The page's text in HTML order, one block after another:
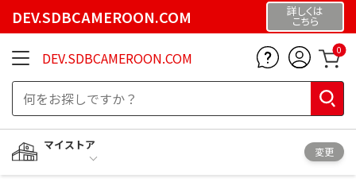
DEV.SDBCAMEROON.COM 詳しくは
こちら
DEV.SDBCAMEROON.COM 0
マイストア
変更